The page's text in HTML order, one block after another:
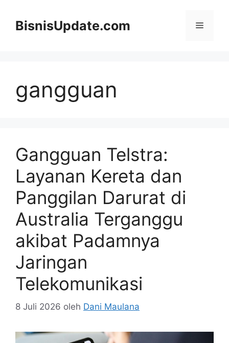
BisnisUpdate.com Menu
gangguan
Gangguan Telstra:
Layanan Kereta dan
Panggilan Darurat di
Australia Terganggu
akibat Padamnya
Jaringan
Telekomunikasi
8 Juli 2026 oleh Dani Maulana